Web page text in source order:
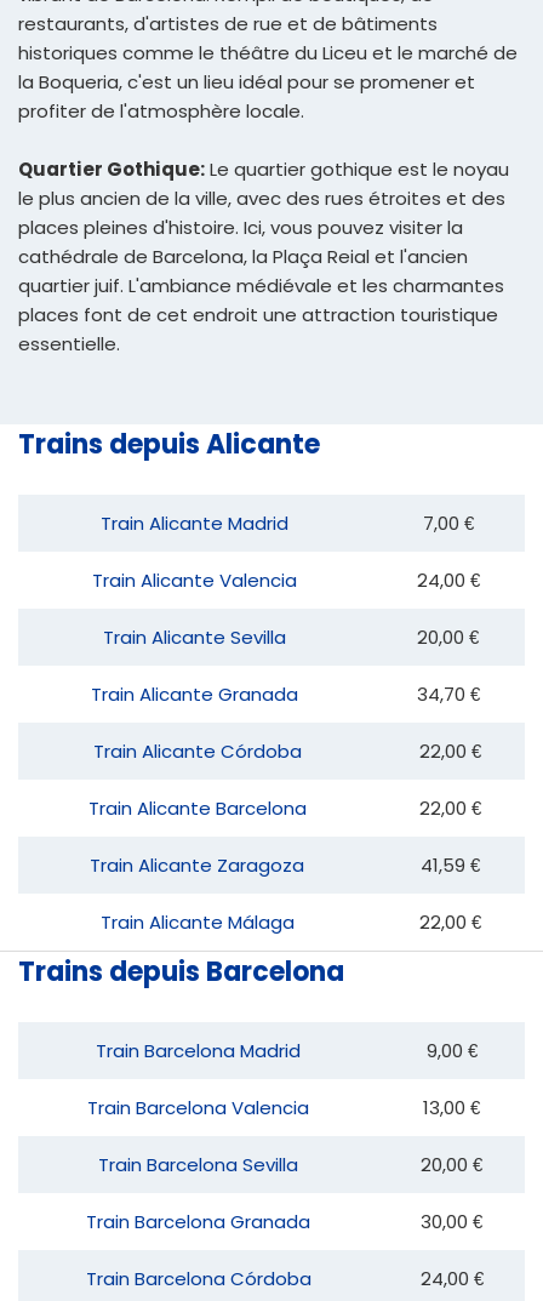
restaurants, d'artistes de rue et de bâtiments
historiques comme le théâtre du Liceu et le marché de
la Boqueria, c'est un lieu idéal pour se promener et
profiter de l'atmosphère locale.
Quartier Gothique:Le quartier gothique est le noyau
le plus ancien de la ville, avec des rues étroites et des
places pleines d'histoire. Ici, vous pouvez visiter la
cathédrale de Barcelona, la Plaça Reial et l'ancien
quartier juif. L'ambiance médiévale et les charmantes
places font de cet endroit une attraction touristique
essentielle.
Trains depuis Alicante
Train Alicante Madrid 7,00 €
Train Alicante Valencia 24,00 €
Train Alicante Sevilla 20,00 €
Train Alicante Granada 34,70 €
Train Alicante Córdoba 22,00 €
Train Alicante Barcelona 22,00 €
Train Alicante Zaragoza 41,59 €
Train Alicante Málaga 22,00 €
Trains depuis Barcelona
Train Barcelona Madrid 9,00 €
Train Barcelona Valencia 13,00 €
Train Barcelona Sevilla 20,00 €
Train Barcelona Granada 30,00 €
Train Barcelona Córdoba 24,00 €